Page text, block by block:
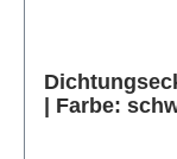
Produktgalerie
| Farbe: